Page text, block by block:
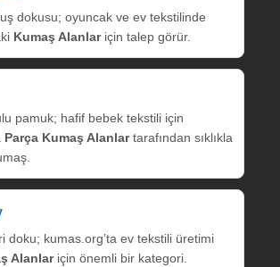
dokusu; oyuncak ve ev tekstilinde
Kumaş Alanlariçin talep görür.
pamuk; hafif bebek tekstili için
Parça Kumaş Alanlartarafından sıklıkla
doku; kumas.org’ta ev tekstili üretimi
Alanlariçin önemli bir kategori.